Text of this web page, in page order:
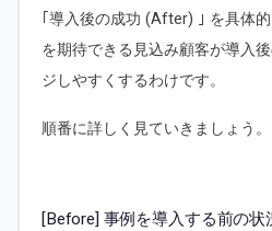
｢導入後の成功 (After) ｣ を具体
を期待できる見込み顧客が導入
ジしやすくするわけです。
順番に詳しく見ていきましょう。
[Before] 事例を導入する前の状